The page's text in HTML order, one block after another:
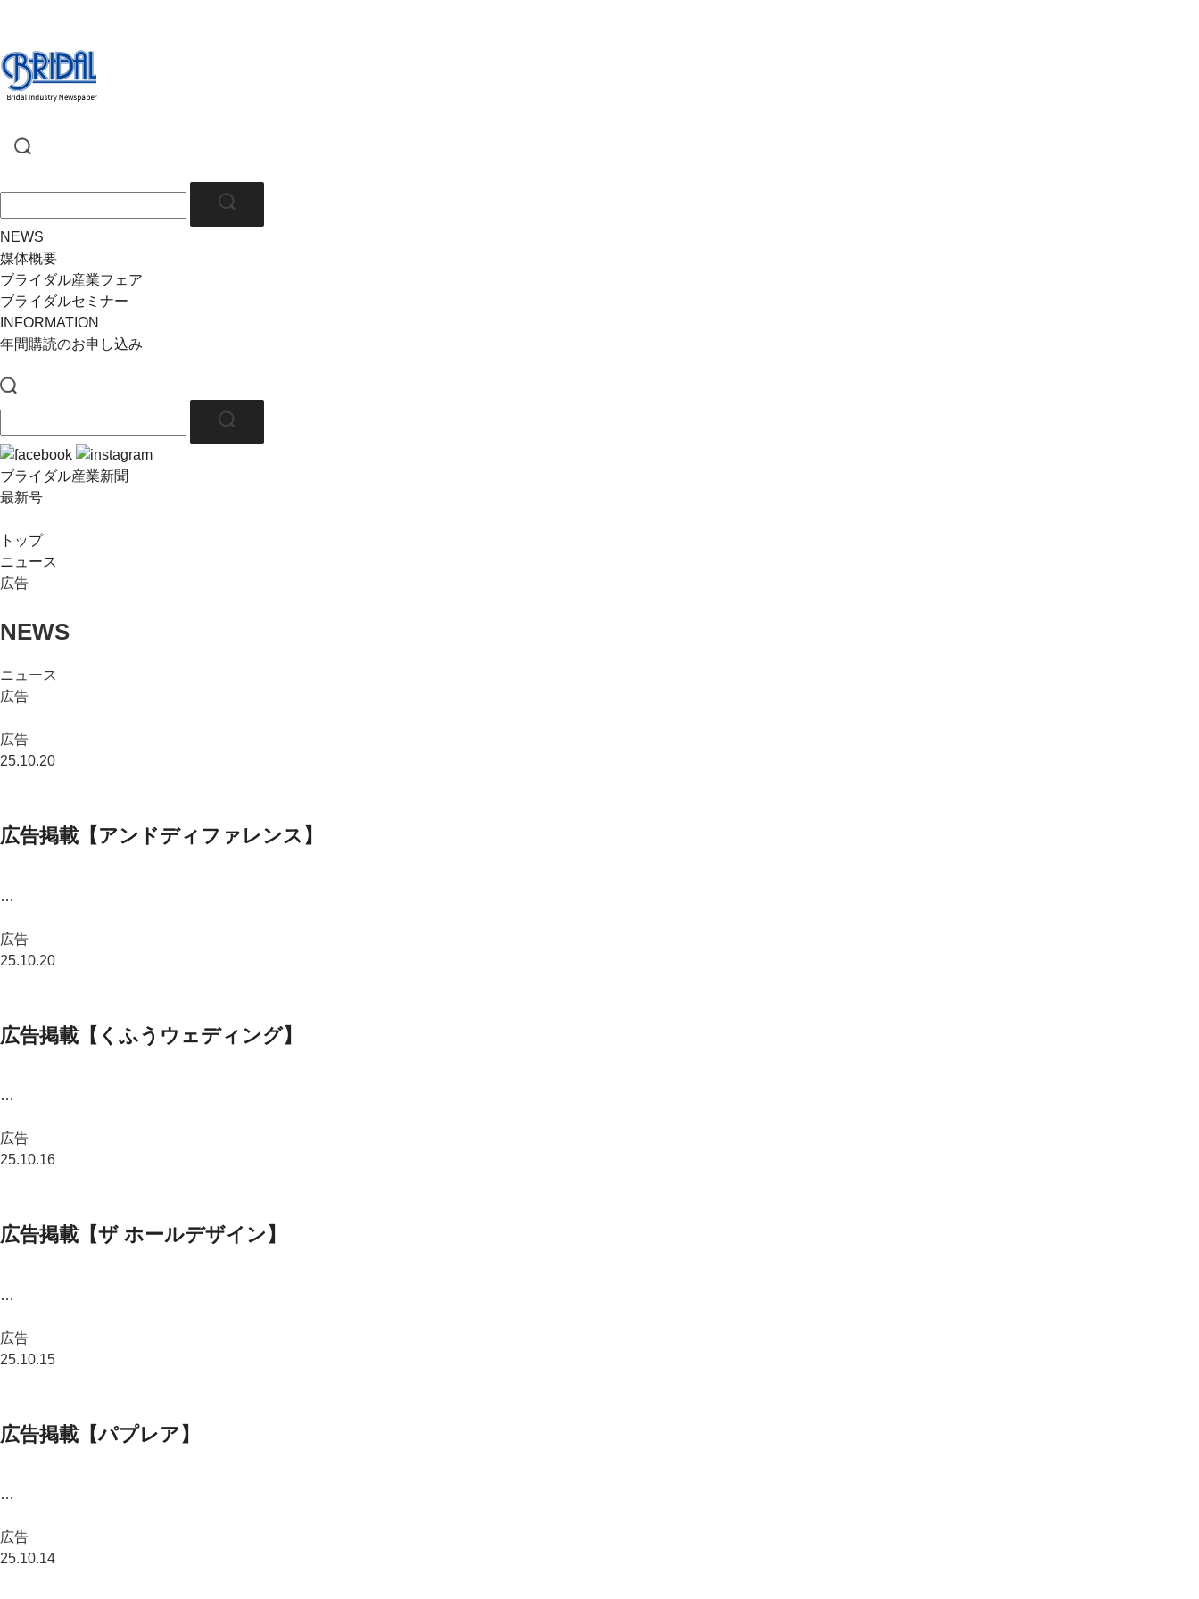
NEWS
媒体概要
ブライダル産業フェア
ブライダルセミナー
INFORMATION
年間購読のお申し込み
ブライダル産業新聞
最新号
トップ
ニュース
広告
NEWS
ニュース
広告
広告
25.10.20
広告掲載【アンドディファレンス】
…
広告
25.10.20
広告掲載【くふうウェディング】
…
広告
25.10.16
広告掲載【ザ ホールデザイン】
…
広告
25.10.15
広告掲載【パプレア】
…
広告
25.10.14